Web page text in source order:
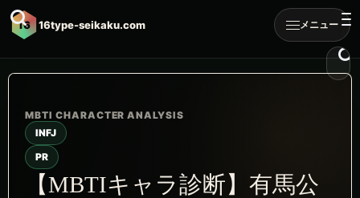
16 16type-seikaku.com メニュー
INFJ
PR
【MBTIキャラ診断】有馬公